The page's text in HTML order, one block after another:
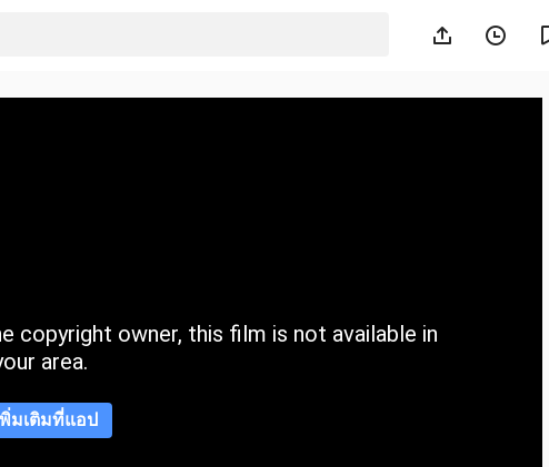
copyright owner, this film is not available in
area.
มเติมที่แอป